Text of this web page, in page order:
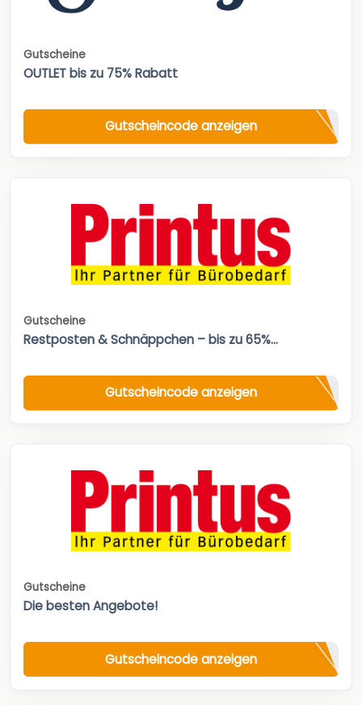
Gutscheine
OUTLET bis zu 75% Rabatt
Gutscheincode anzeigen
Gutscheine
Restposten & Schnäppchen – bis zu 65%...
Gutscheincode anzeigen
Gutscheine
Die besten Angebote!
Gutscheincode anzeigen